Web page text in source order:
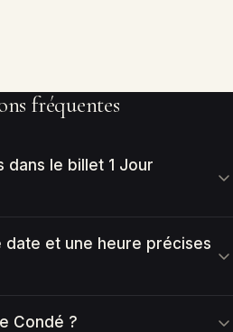
fréquentes
dans le billet 1 Jour
date et une heure précises
Condé ?